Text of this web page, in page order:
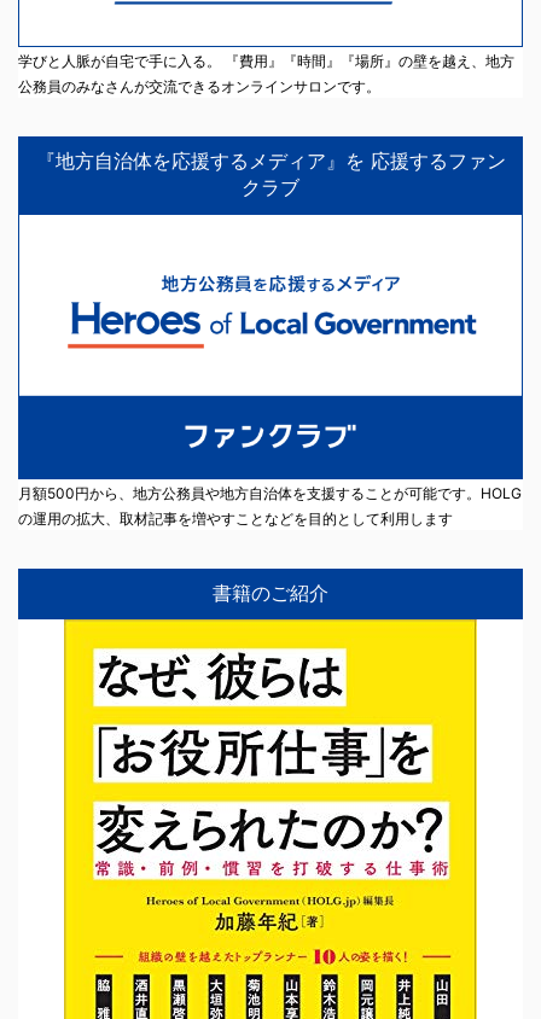
学びと人脈が自宅で手に入る。 『費用』『時間』『場所』の壁を越え、地方
公務員のみなさんが交流できるオンラインサロンです。
『地方自治体を応援するメディア』を 応援するファン
クラブ
月額500円から、地方公務員や地方自治体を支援することが可能です。HOLG
の運用の拡大、取材記事を増やすことなどを目的として利用します
書籍のご紹介